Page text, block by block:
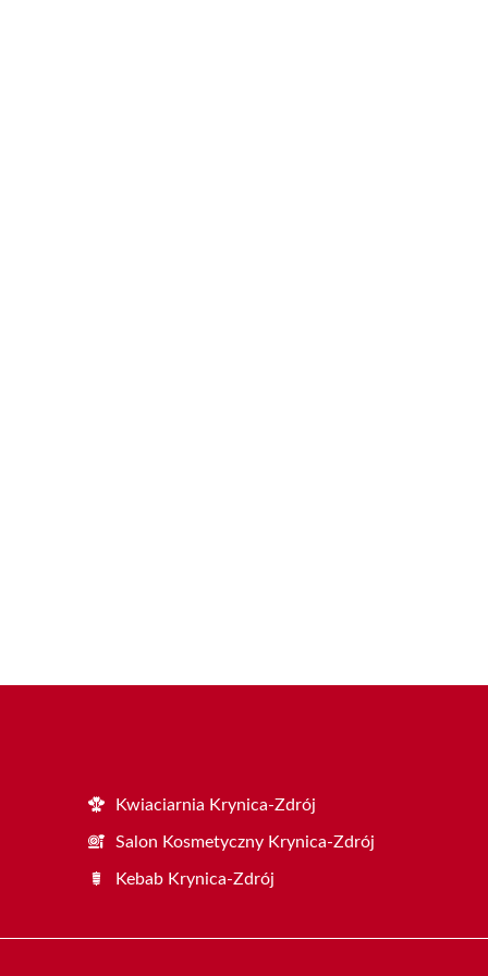
Kwiaciarnia Krynica-Zdrój
Salon Kosmetyczny Krynica-Zdrój
Kebab Krynica-Zdrój